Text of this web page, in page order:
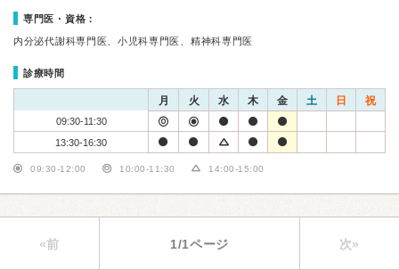
専門医・資格：
内分泌代謝科専門医、小児科専門医、精神科専門医
診療時間
月 火 水 木 金 土 日 祝
09:30-11:30
13:30-16:30
09:30-12:00 10:00-11:30 14:00-15:00
«前 1/1ページ 次»